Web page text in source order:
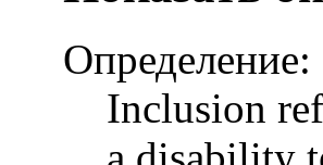
Определение:
Inclusion